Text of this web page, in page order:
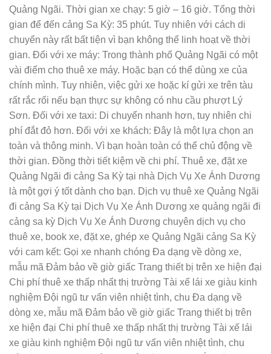
Quảng Ngãi. Thời gian xe chạy: 5 giờ – 16 giờ. Tổng thời
gian để đến cảng Sa Kỳ: 35 phút. Tuy nhiên với cách di
chuyển này rất bất tiện vì bạn không thể linh hoạt về thời
gian. Đối với xe máy: Trong thành phố Quảng Ngãi có một
vài điểm cho thuê xe máy. Hoặc bạn có thể dùng xe của
chính mình. Tuy nhiên, việc gửi xe hoặc kí gửi xe trên tàu
rất rắc rối nếu bạn thực sự không có nhu cầu phượt Lý
Sơn. Đối với xe taxi: Di chuyển nhanh hơn, tuy nhiên chi
phí đắt đỏ hơn. Đối với xe khách: Đây là một lựa chọn an
toàn và thông minh. Vì bạn hoàn toàn có thể chủ động về
thời gian. Đồng thời tiết kiệm về chi phí. Thuê xe, đặt xe
Quảng Ngãi đi cảng Sa Kỳ tại nhà Dịch Vụ Xe Ánh Dương
là một gợi ý tốt dành cho bạn. Dịch vụ thuê xe Quảng Ngãi
đi cảng Sa Kỳ tại Dịch Vụ Xe Ánh Dương xe quảng ngãi đi
cảng sa kỳ Dịch Vụ Xe Ánh Dương chuyên dịch vụ cho
thuê xe, book xe, đặt xe, ghép xe Quảng Ngãi cảng Sa Kỳ
với cam kết: Gọi xe nhanh chóng Đa dạng về dòng xe,
mẫu mã Đảm bảo về giờ giấc Trang thiết bị trên xe hiện đại
Chi phí thuê xe thấp nhất thị trường Tài xế lái xe giàu kinh
nghiệm Đội ngũ tư vấn viên nhiệt tình, chu Đa dạng về
dòng xe, mẫu mã Đảm bảo về giờ giấc Trang thiết bị trên
xe hiện đại Chi phí thuê xe thấp nhất thị trường Tài xế lái
xe giàu kinh nghiệm Đội ngũ tư vấn viên nhiệt tình, chu